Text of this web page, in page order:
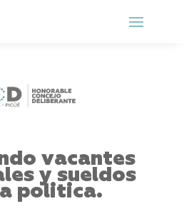
vacantes
y sueldos
politica.